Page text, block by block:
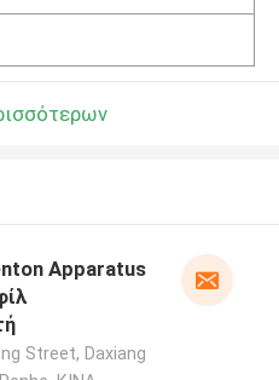
Apparatus
Street, Daxiang